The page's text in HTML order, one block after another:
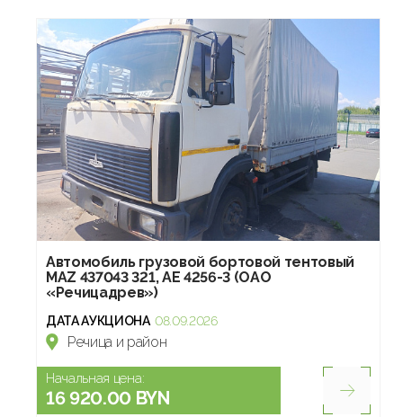
Автомобиль грузовой бортовой тентовый
МАZ 437043 321, АЕ 4256-3 (ОАО
«Речицадрев»)
ДАТА АУКЦИОНА 08.09.2026
Речица и район
Начальная цена:
16 920.00 BYN